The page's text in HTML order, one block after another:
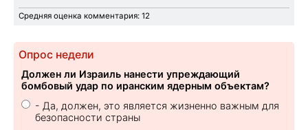
Средняя оценка комментария: 12
Опрос недели
Должен ли Израиль нанести упреждающий
бомбовый удар по иранским ядерным объектам?
- Да, должен, это является жизненно важным для
безопасности страны